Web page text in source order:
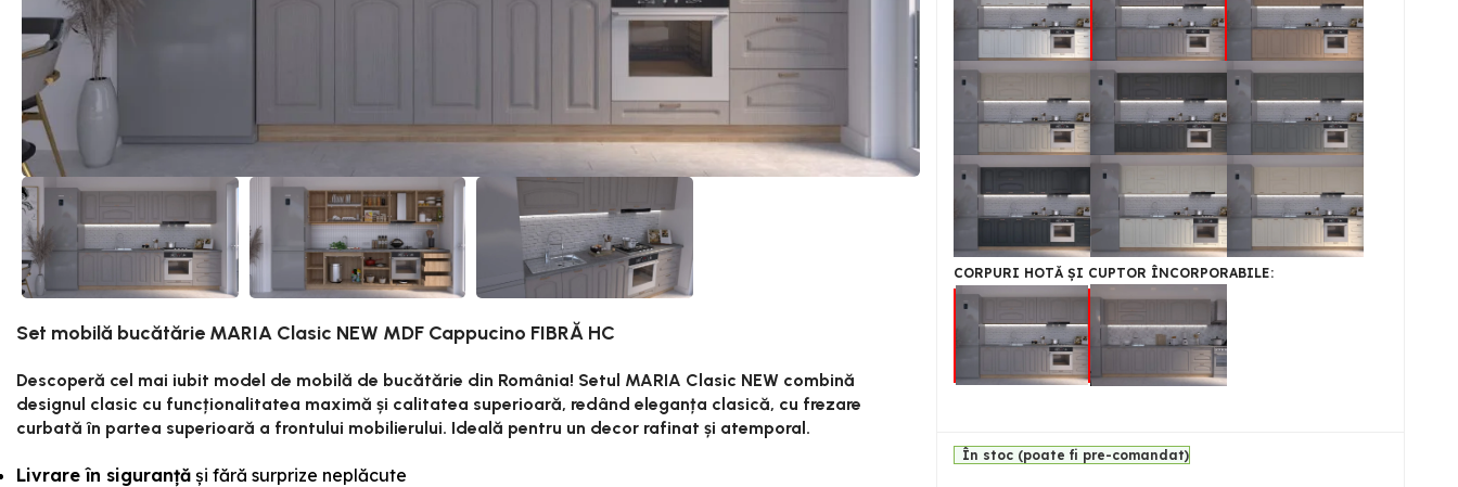
Set mobilă bucătărie MARIA Clasic NEW MDF Cappucino FIBRĂ HC
Descoperă cel mai iubit model de mobilă de bucătărie din România! Setul MARIA Clasic NEW combină
designul clasic cu funcționalitatea maximă și calitatea superioară, redând eleganța clasică, cu frezare
curbată în partea superioară a frontului mobilierului. Ideală pentru un decor rafinat și atemporal.
Livrare în siguranță și fără surprize neplăcute
CORPURI HOTĂ ȘI CUPTOR ÎNCORPORABILE
În stoc (poate fi pre-comandat)